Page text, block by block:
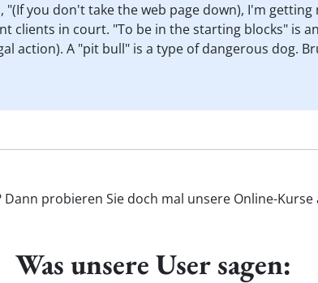
"(If you don't take the web page down), I'm
clients in court. "To be in the starting blocks" is
action). A "pit bull" is a type of dangerous dog.
probieren Sie doch mal unsere Online-
Was unsere User sagen: